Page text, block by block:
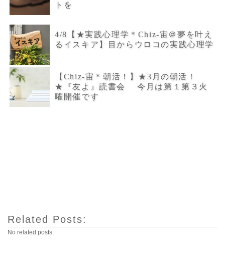
トを
4/8【★実践心理学＊Chiz-宙＠夢を叶え
るイスキア】目からウロコの実践心理学
【Chiz-宙＊朝活！】★3月の朝活！
★『友よ』読書会 今月は第１第３火
曜開催です
Related Posts:
No related posts.